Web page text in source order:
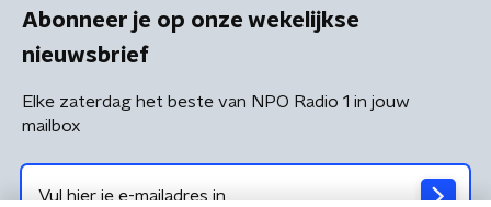
Abonneer je op onze wekelijkse
nieuwsbrief
Elke zaterdag het beste van NPO Radio 1 in jouw
mailbox